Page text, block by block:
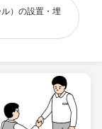
）の設置・埋